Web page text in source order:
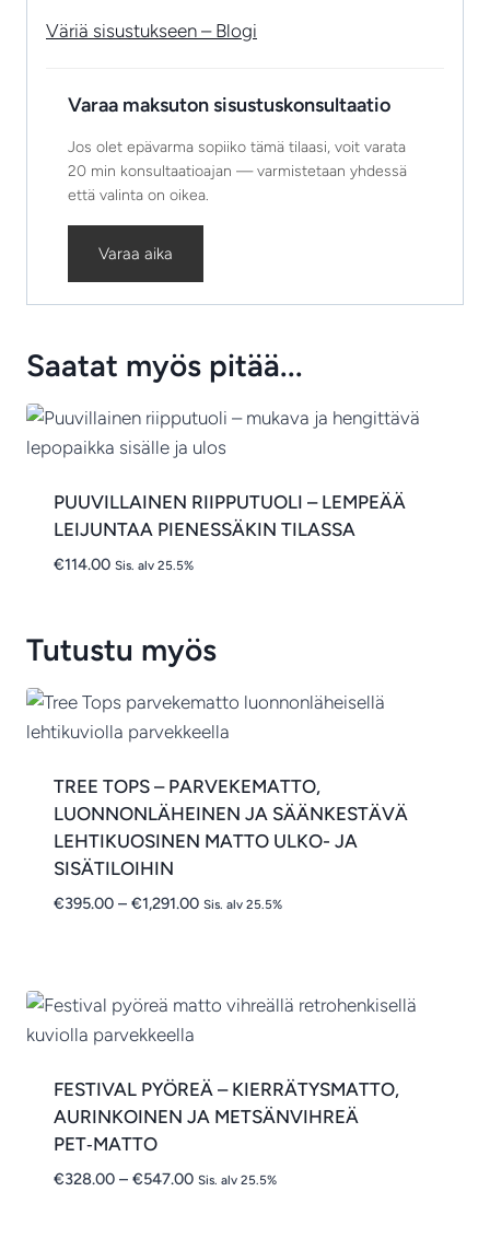
Väriä sisustukseen – Blogi
Varaa maksuton sisustuskonsultaatio
Jos olet epävarma sopiiko tämä tilaasi, voit varata
20 min konsultaatioajan — varmistetaan yhdessä
että valinta on oikea.
Varaa aika
Saatat myös pitää...
PUUVILLAINEN RIIPPUTUOLI – LEMPEÄÄ
LEIJUNTAA PIENESSÄKIN TILASSA
€114.00 Sis. alv 25.5%
Tutustu myös
TREE TOPS – PARVEKEMATTO,
LUONNONLÄHEINEN JA SÄÄNKESTÄVÄ
LEHTIKUOSINEN MATTO ULKO- JA
SISÄTILOIHIN
€395.00 – €1,291.00Hintaluokka:
Sis. alv 25.5%
FESTIVAL PYÖREÄ – KIERRÄTYSMATTO,
AURINKOINEN JA METSÄNVIHREÄ
PET‑MATTO
€328.00 – €547.00Hintaluokka:
Sis. alv 25.5%